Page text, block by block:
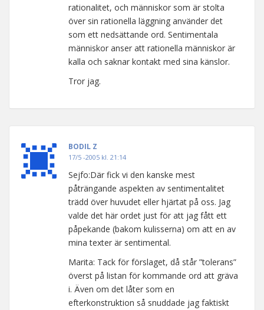
rationalitet, och människor som är stolta
över sin rationella läggning använder det
som ett nedsättande ord. Sentimentala
människor anser att rationella människor är
kalla och saknar kontakt med sina känslor.
Tror jag.
BODIL Z
17/5 -2005 kl. 21:14
Sejfo:Där fick vi den kanske mest
påträngande aspekten av sentimentalitet
trädd över huvudet eller hjärtat på oss. Jag
valde det här ordet just för att jag fått ett
påpekande (bakom kulisserna) om att en av
mina texter är sentimental.
Marita: Tack för förslaget, då står ”tolerans”
överst på listan för kommande ord att gräva
i. Även om det låter som en
efterkonstruktion så snuddade jag faktiskt